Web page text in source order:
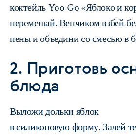
коктейль Yoo Go «Яблоко и
перемешай. Венчиком взбей
пены и объедини со смесью в
2. Приготовь
блюда
Выложи дольки яблок
в силиконовую форму. Залей